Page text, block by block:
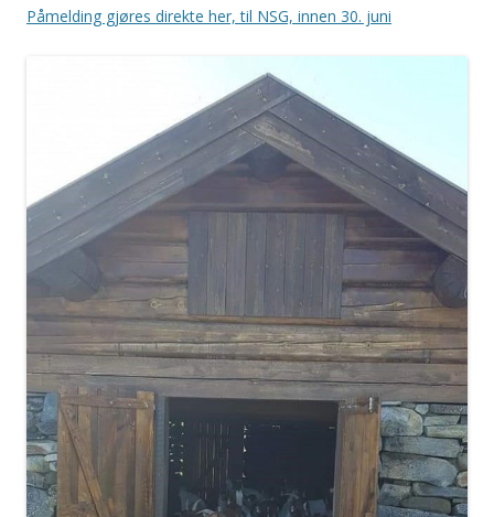
Påmelding gjøres direkte her, til NSG, innen 30. juni